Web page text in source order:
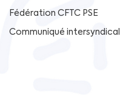
Fédération CFTC PSE
Communiqué intersyndical